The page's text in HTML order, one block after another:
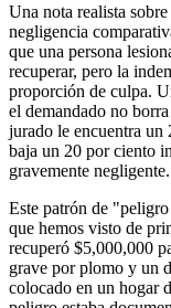
Una nota realista
negligencia
que una persona
recuperar, pero la
proporción de culpa.
el demandado no
jurado le encuentra un
baja un 20 por ciento
gravemente negligente.
Este patrón de
que hemos visto de
recuperó $5,000,000
grave por plomo y un
colocado en un hogar